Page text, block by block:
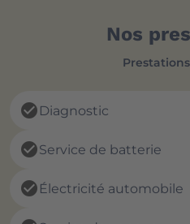
Nos
check_circle Diagnostic
check_circleService de batterie
check_circle Électricité automobile